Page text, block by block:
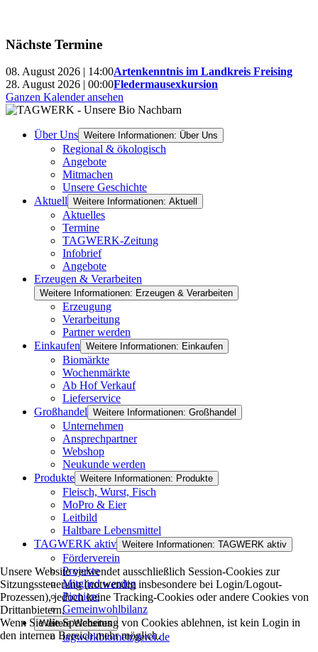
Nächste Termine
08. August 2026 | 14:00Artenkenntnis im Landkreis Freising
28. August 2026 | 00:00Fledermausexkursion
Ganzen Kalender ansehen
Über Uns Weitere Informationen: Über Uns
Regional & ökologisch
Angebote
Mitmachen
Unsere Geschichte
Aktuell Weitere Informationen: Aktuell
Aktuelles
Termine
TAGWERK-Zeitung
Infobrief
Angebote
Erzeugen & Verarbeiten
Weitere Informationen: Erzeugen & Verarbeiten
Erzeugung
Verarbeitung
Partner werden
Einkaufen Weitere Informationen: Einkaufen
Biomärkte
Wochenmärkte
Ab Hof Verkauf
Lieferservice
Großhandel Weitere Informationen: Großhandel
Unternehmen
Ansprechpartner
Webshop
Neukunde werden
Produkte Weitere Informationen: Produkte
Fleisch, Wurst, Fisch
MoPro & Eier
Leitbild
Haltbare Lebensmittel
TAGWERK aktiv Weitere Informationen: TAGWERK aktiv
Förderverein
Projekte
Mitglied werden
Pioniere
Gemeinwohlbilanz
Weitere Websites
tagwerkbiometzgerei.de
Unsere Website verwendet ausschließlich Session-Cookies zur
Sitzungssteuerung (notwendig insbesondere bei Login/Logout-
Prozessen), jedoch keine Tracking-Cookies oder andere Cookies von
Drittanbietern.
Wenn Sie die Speicherung von Cookies ablehnen, ist kein Login in
den internen Bereich mehr möglich.